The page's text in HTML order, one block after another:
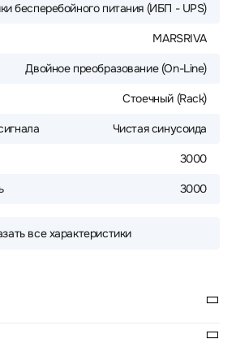
бесперебойного питания (ИБП - UPS)
MARSRIVA
Двойное преобразование (On-Line)
Стоечный (Rack)
Чистая синусоида
3000
3000
все характеристики